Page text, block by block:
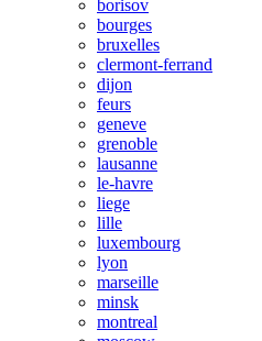
borisov
bourges
bruxelles
clermont-ferrand
dijon
feurs
geneve
grenoble
lausanne
le-havre
liege
lille
luxembourg
lyon
marseille
minsk
montreal